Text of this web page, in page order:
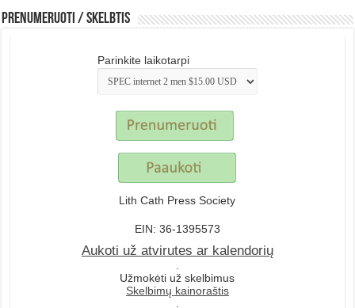
Prenumeruoti / Skelbtis
Parinkite laikotarpi
Lith Cath Press Society
EIN: 36-1395573
Aukoti už atvirutes ar kalendorių
Užmokėti už skelbimus
Skelbimų kainoraštis